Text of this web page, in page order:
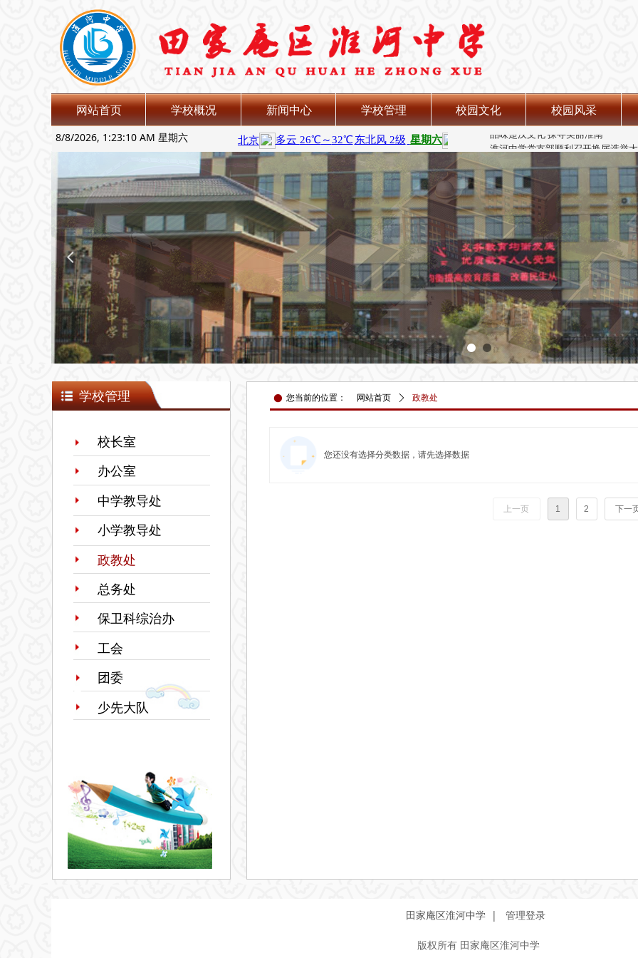
8/8/2026, 1:23:11 AM 星期六
品味楚汉文化 探寻美丽淮南
淮河中学党支部顺利召开换届选举
网站首页 学校概况 新闻中心 学校管理 校园文化 校园风采
넳
校长室
办公室
中学教导处
小学教导处
政教处
总务处
保卫科综治办
工会
团委
少先大队
学校管理
您还没有选择分类数据，请先选择数据
上一页 1 2 下一
网站首页 ꄲ 政教处
您当前的位置：
넸
田家庵区淮河中学 | 管理登录
版权所有 田家庵区淮河中学